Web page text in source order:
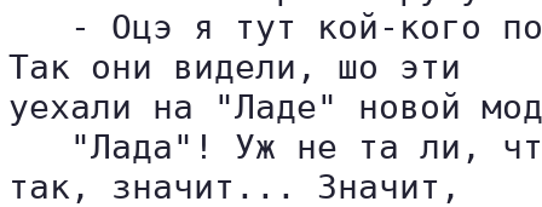
- Оцэ я тут кой-кого
Так они видели, шо эти
уехали на "Ладе" новой
"Лада"! Уж не та ли,
так, значит... Значит,